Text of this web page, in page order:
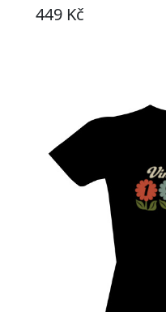
449 Kč